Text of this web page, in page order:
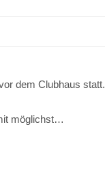
dem Clubhaus statt.
möglichst…